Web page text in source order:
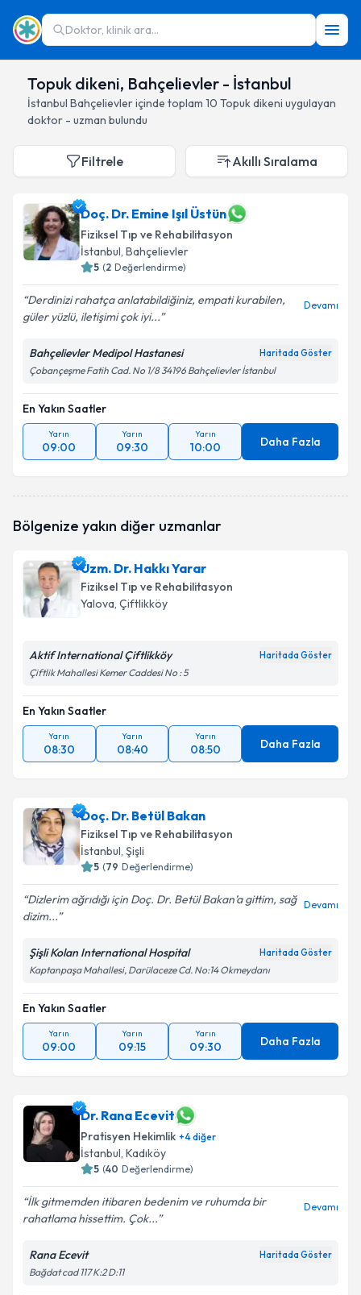
Doktor, klinik ara...
Topuk dikeni, Bahçelievler - İstanbul
İstanbul Bahçelievleriçinde toplam 10 Topuk dikeni uygulayan
doktor - uzman bulundu
Filtrele Akıllı Sıralama
Doç. Dr. Emine Işıl Üstün
Fiziksel Tıp ve Rehabilitasyon
İstanbul, Bahçelievler
5 (2 Değerlendirme)
Derdinizi rahatça anlatabildiğiniz, empati kurabilen,
güler yüzlü, iletişimi çok iyi...
Devamı
Bahçelievler Medipol Hastanesi Haritada Göster
Çobançeşme Fatih Cad. No 1/8 34196 Bahçelievler İstanbul
En Yakın Saatler
Yarın
09:00
Yarın
09:30
Yarın
10:00 Daha Fazla
Bölgenize yakın diğer uzmanlar
Uzm. Dr. Hakkı Yarar
Fiziksel Tıp ve Rehabilitasyon
Yalova, Çiftlikköy
Aktif International Çiftlikköy Haritada Göster
Çiftlik Mahallesi Kemer Caddesi No : 5
En Yakın Saatler
Yarın
08:30
Yarın
08:40
Yarın
08:50 Daha Fazla
Doç. Dr. Betül Bakan
Fiziksel Tıp ve Rehabilitasyon
İstanbul, Şişli
5 (79 Değerlendirme)
Dizlerim ağrıdığı için Doç. Dr. Betül Bakan’a gittim, sağ
dizim...
Devamı
Şişli Kolan International Hospital Haritada Göster
Kaptanpaşa Mahallesi, Darülaceze Cd. No:14 Okmeydanı
En Yakın Saatler
Yarın
09:00
Yarın
09:15
Yarın
09:30 Daha Fazla
Dr. Rana Ecevit
Pratisyen Hekimlik +4diğer
İstanbul, Kadıköy
5 (40 Değerlendirme)
İlk gitmemden itibaren bedenim ve ruhumda bir
rahatlama hissettim. Çok...
Devamı
Rana Ecevit Haritada Göster
Bağdat cad 117 K:2 D:11